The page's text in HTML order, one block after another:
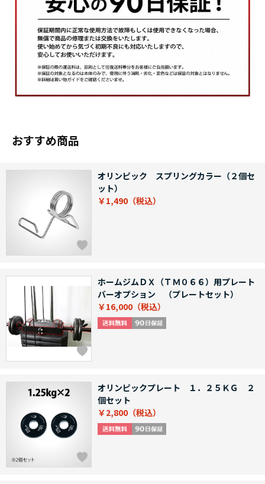
おすすめ商品
オリンピック スプリングカラー（２個セ
ット）
￥1,490
ホームジムＤＸ（ＴＭ０６６）用プレート
バーオプション （プレートセット）
￥16,000
オリンピックプレート １．２５ＫＧ ２
個セット
￥2,800